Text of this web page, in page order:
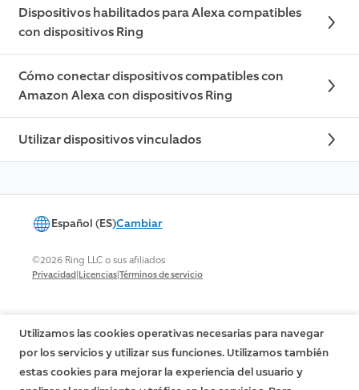
Dispositivos habilitados para Alexa compatibles
con dispositivos Ring
Cómo conectar dispositivos compatibles con
Amazon Alexa con dispositivos Ring
Utilizar dispositivos vinculados
Español (ES)Cambiar
©2026 Ring LLC o sus afiliados
Privacidad|Licencias|Términos de servicio
Utilizamos las cookies operativas necesarias para navegar
por los servicios y utilizar sus funciones. Utilizamos también
estas cookies para mejorar la experiencia del usuario y